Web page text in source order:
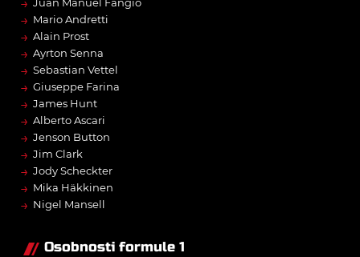
→ Mario Andretti
→ Alain Prost
→ Ayrton Senna
→ Sebastian Vettel
→ Giuseppe Farina
→ James Hunt
→ Alberto Ascari
→ Jenson Button
→ Jim Clark
→ Jody Scheckter
→ Mika Häkkinen
→ Nigel Mansell
Osobnosti formule 1